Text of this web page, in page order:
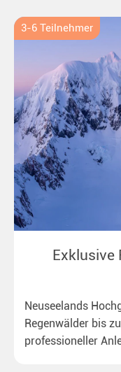
3-6 Teilnehmer
Exklusive
Neuseelands
Regenwälder bis
professioneller